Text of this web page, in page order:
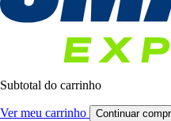
Subtotal do carrinho
Ver meu carrinho Continuar